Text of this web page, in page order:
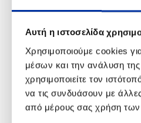
Αυτή η ιστοσελίδα
Χρησιμοποιούμε cookies
μέσων και την ανάλυση
χρησιμοποιείτε τον
να τις συνδυάσουν με
από μέρους σας χρήση των
εργάσθηκε ως
έως το 2003
έως σήμερα
ΕΛΛΗΝΙΚΑ
Η πλήρης σύνθεση